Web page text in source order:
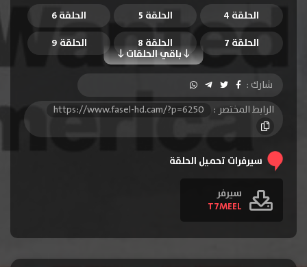
الحلقة 4
الحلقة 5 الحلقة 6
باقي الحلقات
الحلقة 7 الحلقة 8
الحلقة 9
الحلقة 10
الحلقة 11
الحلقة 12
الحلقة 13
الحلقة 14
شارك :
الرابط المختصر :
https://www.fasel-hd.cam/?p=6250
سيرفرات تحميل الحلقة
سيرفر
T7MEEL